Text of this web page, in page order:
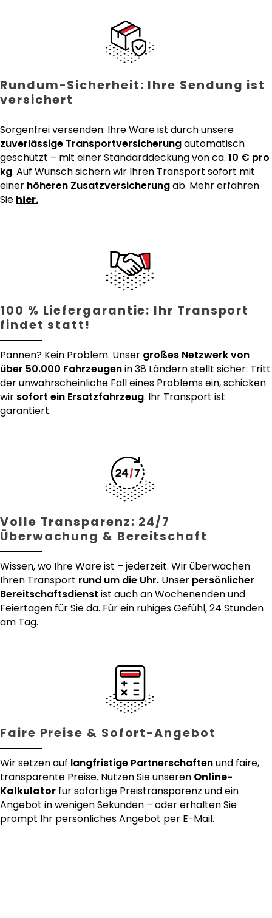
Rundum-Sicherheit: Ihre Sendung ist
versichert
Sorgenfrei versenden: Ihre Ware ist durch unsere
zuverlässige Transportversicherungautomatisch
geschützt – mit einer Standarddeckung von ca. 10 € pro
kg. Auf Wunsch sichern wir Ihren Transport sofort mit
einer höheren Zusatzversicherungab. Mehr erfahren
Sie hier.
100 % Liefergarantie: Ihr Transport
findet statt!
Pannen? Kein Problem. Unser großes Netzwerk von
über 50.000 Fahrzeugenin 38 Ländern stellt sicher: Tritt
der unwahrscheinliche Fall eines Problems ein, schicken
wir sofort ein Ersatzfahrzeug. Ihr Transport ist
garantiert.
Volle Transparenz: 24/7
Überwachung & Bereitschaft
Wissen, wo Ihre Ware ist – jederzeit. Wir überwachen
Ihren Transport rund um die Uhr. Unser persönlicher
Bereitschaftsdienst ist auch an Wochenenden und
Feiertagen für Sie da. Für ein ruhiges Gefühl, 24 Stunden
am Tag.
Faire Preise & Sofort-Angebot
Wir setzen auf langfristige Partnerschaftenund faire,
transparente Preise. Nutzen Sie unseren Online-
Kalkulator für sofortige Preistransparenz und ein
Angebot in wenigen Sekunden – oder erhalten Sie
prompt Ihr persönliches Angebot per E-Mail.